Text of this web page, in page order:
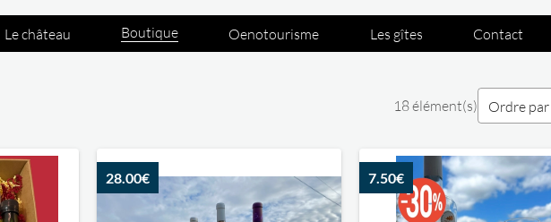
Le château Boutique Oenotourisme Les gîtes Contact
18 élément(s) Ordre
28.00€ 7.50€